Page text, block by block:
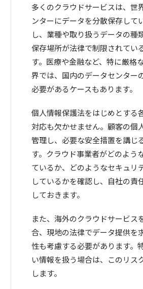
多くのクラウドサービスは、世
ンターにデータを分散保存して
し、業種や取り扱うデータの種
保存場所が法律で制限されてい
す。医療や金融など、特に厳格
界では、国内のデータセンター
必要があるケースもあります。
個人情報保護法をはじめとする
対応も欠かせません。顧客の個
管理し、必要な安全措置を講じ
す。クラウド事業者がどのよう
ているか、どのようなセキュリ
しているかを確認し、自社の責
しておきます。
また、海外のクラウドサービス
合、現地の法律でデータ提供を
性も考慮する必要があります。
い情報を扱う場合は、このリス
します。